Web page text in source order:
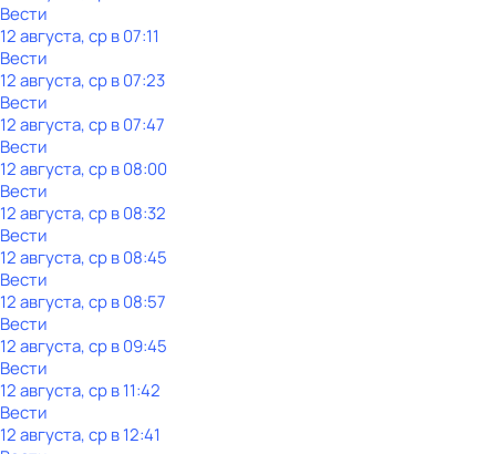
Вести
12 августа, ср в 07:11
Вести
12 августа, ср в 07:23
Вести
12 августа, ср в 07:47
Вести
12 августа, ср в 08:00
Вести
12 августа, ср в 08:32
Вести
12 августа, ср в 08:45
Вести
12 августа, ср в 08:57
Вести
12 августа, ср в 09:45
Вести
12 августа, ср в 11:42
Вести
12 августа, ср в 12:41